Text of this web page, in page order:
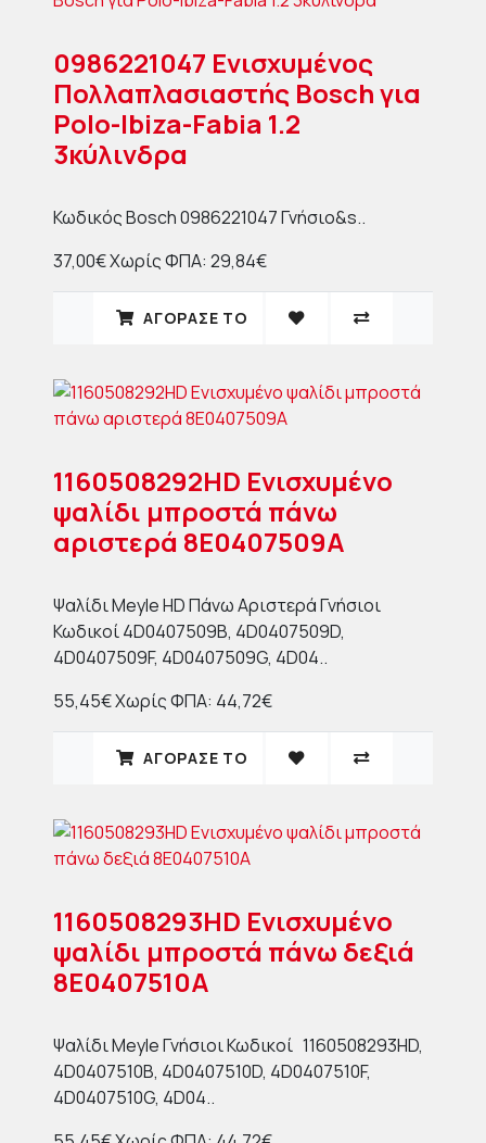
0986221047 Ενισχυμένος
Πολλαπλασιαστής Bosch για
Polo-Ibiza-Fabia 1.2
3κύλινδρα
Κωδικός Bosch 0986221047 Γνήσιο&s..
37,00€Χωρίς ΦΠΑ: 29,84€
ΑΓΟΡΑΣΈ ΤΟ
1160508292HD Ενισχυμένο
ψαλίδι μπροστά πάνω
αριστερά 8E0407509A
Ψαλίδι Meyle HD Πάνω Αριστερά Γνήσιοι
Κωδικοί 4D0407509B, 4D0407509D,
4D0407509F, 4D0407509G, 4D04..
55,45€Χωρίς ΦΠΑ: 44,72€
ΑΓΟΡΑΣΈ ΤΟ
1160508293HD Ενισχυμένο
ψαλίδι μπροστά πάνω δεξιά
8E0407510A
Ψαλίδι Meyle Γνήσιοι Κωδικοί 1160508293HD,
4D0407510B, 4D0407510D, 4D0407510F,
4D0407510G, 4D04..